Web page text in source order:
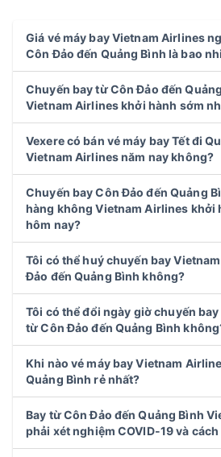
Giá vé máy bay Vietnam Airlines
Côn Đảo đến Quảng Bình là bao
Chuyến bay từ Côn Đảo đến
Vietnam Airlines khởi hành sớm
Vexere có bán vé máy bay Tết đi
Vietnam Airlines năm nay không?
Chuyến bay Côn Đảo đến Quảng
hàng không Vietnam Airlines khởi
hôm nay?
Tôi có thể huý chuyến bay
Đảo đến Quảng Bình không?
Tôi có thể đổi ngày giờ chuyến
từ Côn Đảo đến Quảng Bình
Khi nào vé máy bay Vietnam
Quảng Bình rẻ nhất?
Bay từ Côn Đảo đến Quảng Bình
phải xét nghiệm COVID-19 và